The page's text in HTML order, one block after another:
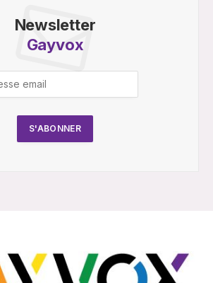
Newsletter
Gayvox